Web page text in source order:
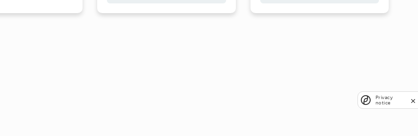
Privacy
notice